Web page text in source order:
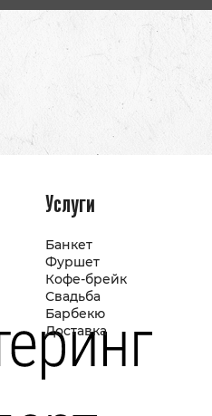
Услуги
Банкет
Фуршет
Кофе-брейк
Свадьба
Барбекю
Доставка